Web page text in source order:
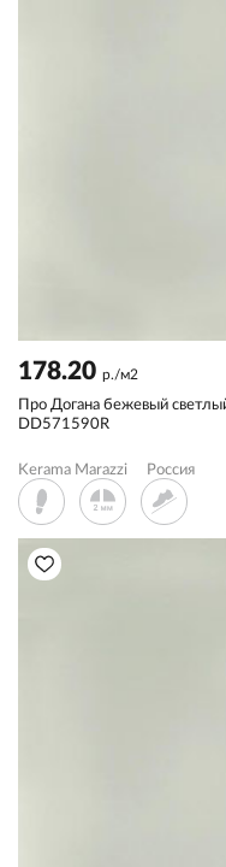
178.20 р./м2
Про Догана бежевый
DD571590R
Kerama Marazzi Россия